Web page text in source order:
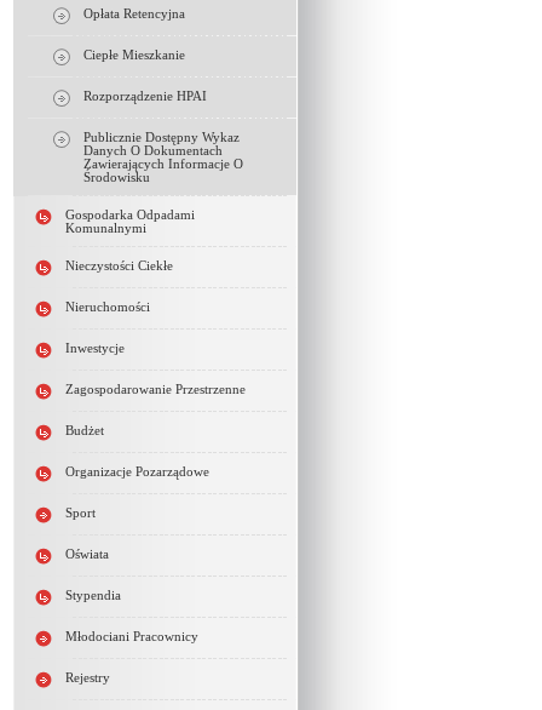
Opłata Retencyjna
Ciepłe Mieszkanie
Rozporządzenie HPAI
Publicznie Dostępny Wykaz
Danych O Dokumentach
Zawierających Informacje O
Środowisku
Gospodarka Odpadami
Komunalnymi
Nieczystości Ciekłe
Nieruchomości
Inwestycje
Zagospodarowanie Przestrzenne
Budżet
Organizacje Pozarządowe
Sport
Oświata
Stypendia
Młodociani Pracownicy
Rejestry